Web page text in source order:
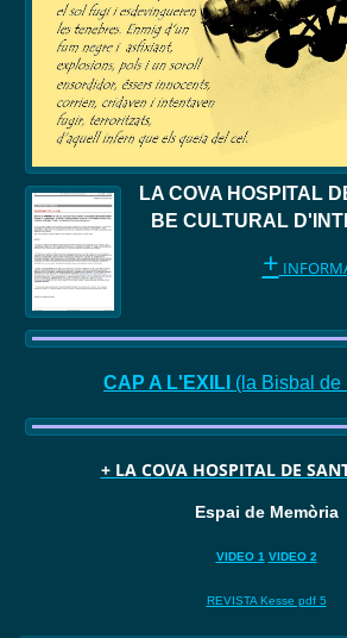
LA COVA HOSPITAL
BE CULTURAL
+
CAP A L'EXILI (la Bisbal de
+ LA COVA HOSPITAL DE
Espai de Memòria
VIDEO 1 VIDEO 2
REVISTA Kesse pdf 5